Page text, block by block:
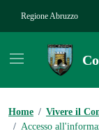
Regione Abruzzo
Home / Vivere il
/ Accesso